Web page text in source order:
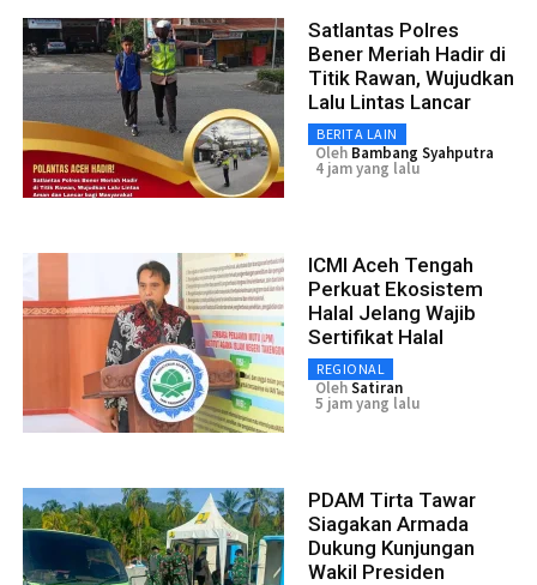
Satlantas Polres
Bener Meriah Hadir di
Titik Rawan, Wujudkan
Lalu Lintas Lancar
BERITA LAIN
Oleh Bambang Syahputra
4 jam yang lalu
ICMI Aceh Tengah
Perkuat Ekosistem
Halal Jelang Wajib
Sertifikat Halal
REGIONAL
OlehSatiran
5 jam yang lalu
PDAM Tirta Tawar
Siagakan Armada
Dukung Kunjungan
Wakil Presiden